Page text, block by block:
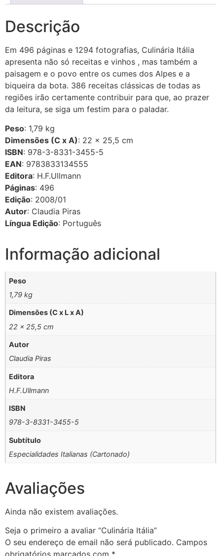
Descrição
Em 496 páginas e 1294 fotografias, Culinária Itália
apresenta não só receitas e vinhos , mas também a
paisagem e o povo entre os cumes dos Alpes e a
biqueira da bota. 386 receitas clássicas de todas as
regiões irão certamente contribuir para que, ao prazer
da leitura, se siga um festim para o paladar.
Peso: 1,79 kg
Dimensões (C x A): 22 × 25,5 cm
ISBN: 978-3-8331-3455-5
EAN: 9783833134555
Editora: H.F.Ullmann
Páginas: 496
Edição: 2008/01
Autor: Claudia Piras
Língua Edição: Português
Informação adicional
Peso
1,79 kg
Dimensões (C x L x A)
22 × 25,5 cm
Autor
Claudia Piras
Editora
H.F.Ullmann
ISBN
978-3-8331-3455-5
Subtítulo
Especialidades Italianas (Cartonado)
Avaliações
Ainda não existem avaliações.
Seja o primeiro a avaliar “Culinária Itália”
O seu endereço de email não será publicado. Campos